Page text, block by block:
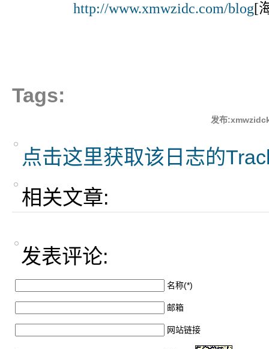
http://www.xmwzidc.com/blog[
Tags:
发布
点击这里获取该日志的
相关文章:
发表评论:
名称(*)
邮箱
网站链接